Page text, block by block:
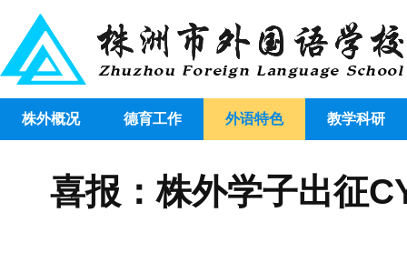
株外概况 德育工作 外语特色 教学科研
喜报：株外学子出征